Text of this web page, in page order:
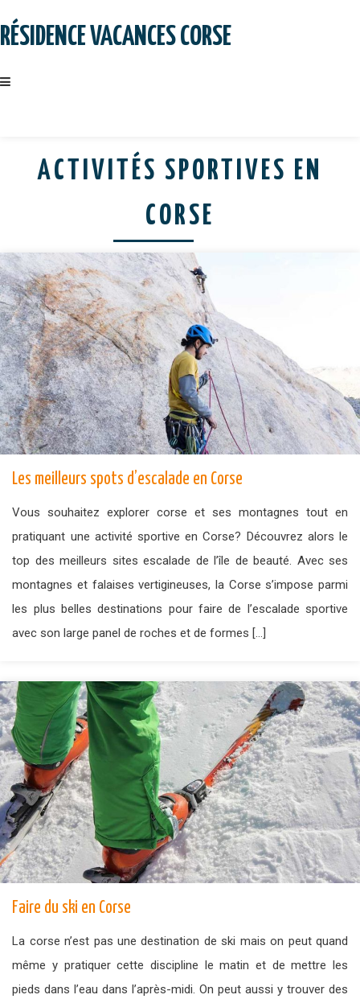
toRÉSIDENCE VACANCES CORSE
ACTIVITÉS SPORTIVES EN
CORSE
Les meilleurs spots d’escalade en Corse
Vous souhaitez explorer corse et ses montagnes tout en
pratiquant une activité sportive en Corse? Découvrez alors le
top des meilleurs sites escalade de l’île de beauté. Avec ses
montagnes et falaises vertigineuses, la Corse s’impose parmi
les plus belles destinations pour faire de l’escalade sportive
avec son large panel de roches et de formes […]
Faire du ski en Corse
La corse n’est pas une destination de ski mais on peut quand
même y pratiquer cette discipline le matin et de mettre les
pieds dans l’eau dans l’après-midi. On peut aussi y trouver des